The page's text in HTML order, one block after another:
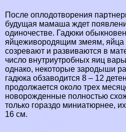
После оплодотворения
будущая мамаша ждет
одиночестве. Гадюки
яйцеживородящим змеям, яйца
созревают и развиваются в
число внутриутробных яиц
однако, некоторые зародыши
гадюка обзаводится 8 – 12
продолжается около трех
новорожденные полностью
только гораздо миниатюрнее,
16 см.